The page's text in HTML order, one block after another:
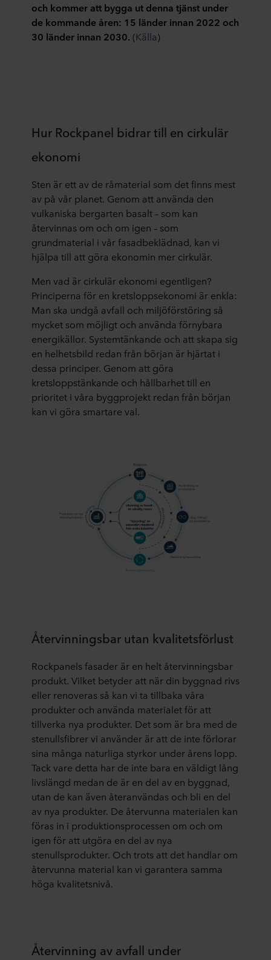
och kommer att bygga ut denna tjänst under
de kommande åren: 15 länder innan 2022 och
30 länder innan 2030. (Källa)
Hur Rockpanel bidrar till en cirkulär
ekonomi
Sten är ett av de råmaterial som det finns mest
av på vår planet. Genom att använda den
vulkaniska bergarten basalt – som kan
återvinnas om och om igen – som
grundmaterial i vår fasadbeklädnad, kan vi
hjälpa till att göra ekonomin mer cirkulär.
Men vad är cirkulär ekonomi egentligen?
Principerna för en kretsloppsekonomi är enkla:
Man ska undgå avfall och miljöförstöring så
mycket som möjligt och använda förnybara
energikällor. Systemtänkande och att skapa sig
en helhetsbild redan från början är hjärtat i
dessa principer. Genom att göra
kretsloppstänkande och hållbarhet till en
prioritet i våra byggprojekt redan från början
kan vi göra smartare val.
Återvinningsbar utan kvalitetsförlust
Rockpanels fasader är en helt återvinningsbar
produkt. Vilket betyder att när din byggnad rivs
eller renoveras så kan vi ta tillbaka våra
produkter och använda materialet för att
tillverka nya produkter. Det som är bra med de
stenullsfibrer vi använder är att de inte förlorar
sina många naturliga styrkor under årens lopp.
Tack vare detta har de inte bara en väldigt lång
livslängd medan de är en del av en byggnad,
utan de kan även återanvändas och bli en del
av nya produkter. De återvunna materialen kan
föras in i produktionsprocessen om och om
igen för att utgöra en del av nya
stenullsprodukter. Och trots att det handlar om
återvunna material kan vi garantera samma
höga kvalitetsnivå.
Återvinning av avfall under